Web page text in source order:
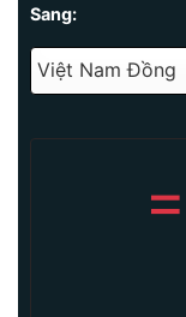
Sang:
=